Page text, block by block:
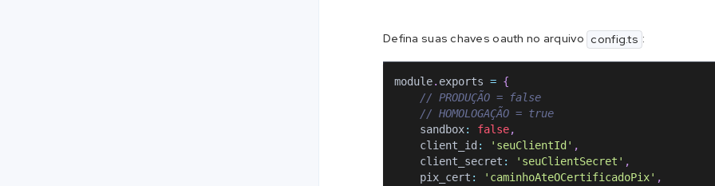
Defina suas chaves oauth no arquivo config.ts :
module. exports = {
// PRODUÇÃO = false
// HOMOLOGAÇÃO = true
sandbox: false,
client_id : 'seuClientId' ,
client_secret : 'seuClientSecret' ,
pix_cert : 'caminhoAteOCertificadoPix' ,